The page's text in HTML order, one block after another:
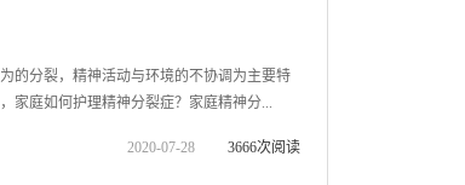
的分裂，精神活动与环境的不协调为主要特
家庭如何护理精神分裂症？家庭精神分...
2020-07-28 3666次阅读